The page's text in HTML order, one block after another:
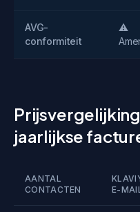
AVG-
conformiteit
⚠️
jaarlijkse
AANTAL
CONTACTEN
E-